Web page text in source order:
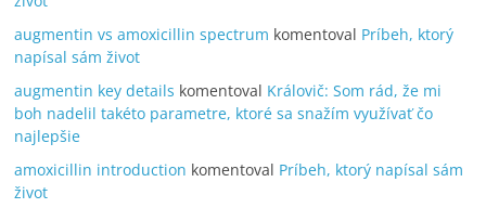
augmentin vs amoxicillin spectrum komentoval Príbeh, ktorý
napísal sám život
augmentin key details komentoval Královič: Som rád, že mi
boh nadelil takéto parametre, ktoré sa snažím využívať čo
najlepšie
amoxicillin introduction komentoval Príbeh, ktorý napísal sám
život